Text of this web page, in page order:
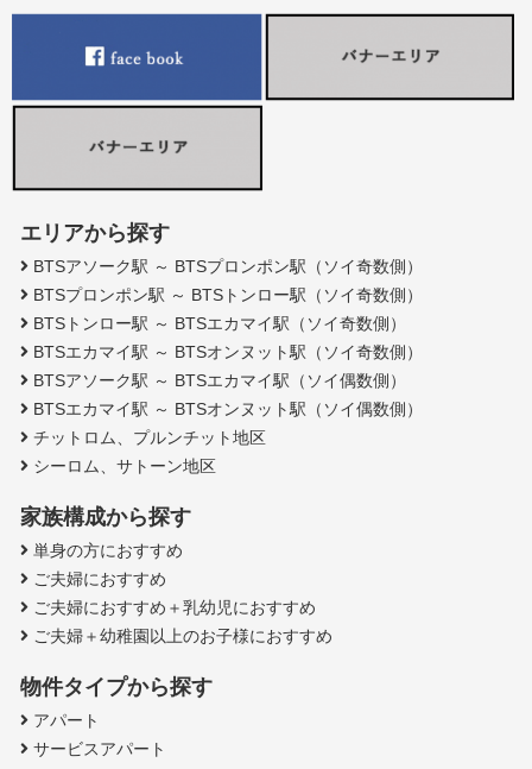
エリアから探す
BTSアソーク駅 ～ BTSプロンポン駅（ソイ奇数側）
BTSプロンポン駅 ～ BTSトンロー駅（ソイ奇数側）
BTSトンロー駅 ～ BTSエカマイ駅（ソイ奇数側）
BTSエカマイ駅 ～ BTSオンヌット駅（ソイ奇数側）
BTSアソーク駅 ～ BTSエカマイ駅（ソイ偶数側）
BTSエカマイ駅 ～ BTSオンヌット駅（ソイ偶数側）
チットロム、プルンチット地区
シーロム、サトーン地区
家族構成から探す
単身の方におすすめ
ご夫婦におすすめ
ご夫婦におすすめ＋乳幼児におすすめ
ご夫婦＋幼稚園以上のお子様におすすめ
物件タイプから探す
アパート
サービスアパート